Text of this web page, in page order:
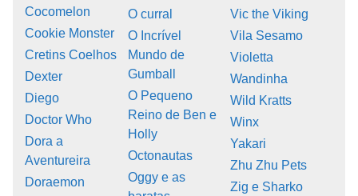
Cocomelon
Cookie Monster
Cretins Coelhos
Dexter
Diego
Doctor Who
Dora a
Aventureira
Doraemon
O curral
O Incrível
Mundo de
Gumball
O Pequeno
Reino de Ben e
Holly
Octonautas
Oggy e as
Vic the Viking
Vila Sesamo
Violetta
Wandinha
Wild Kratts
Winx
Yakari
Zhu Zhu Pets
Zig e Sharko